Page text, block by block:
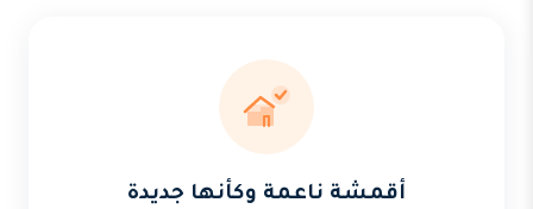
أقمشة ناعمة وكأنها جديدة